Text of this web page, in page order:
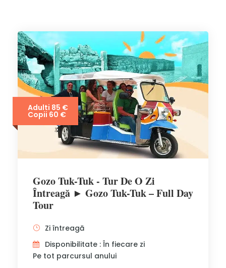
Adulti 85 €
Copii 60 €
Gozo Tuk-Tuk - Tur De O Zi
Întreagă ► Gozo Tuk-Tuk – Full Day
Tour
Zi întreagă
Disponibilitate : În fiecare zi
Pe tot parcursul anului